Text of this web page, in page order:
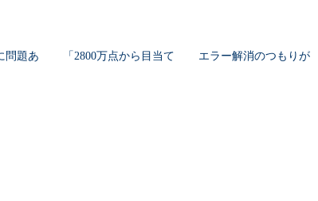
問題あ
「2800万点から目当て
エラー解消のつもりが